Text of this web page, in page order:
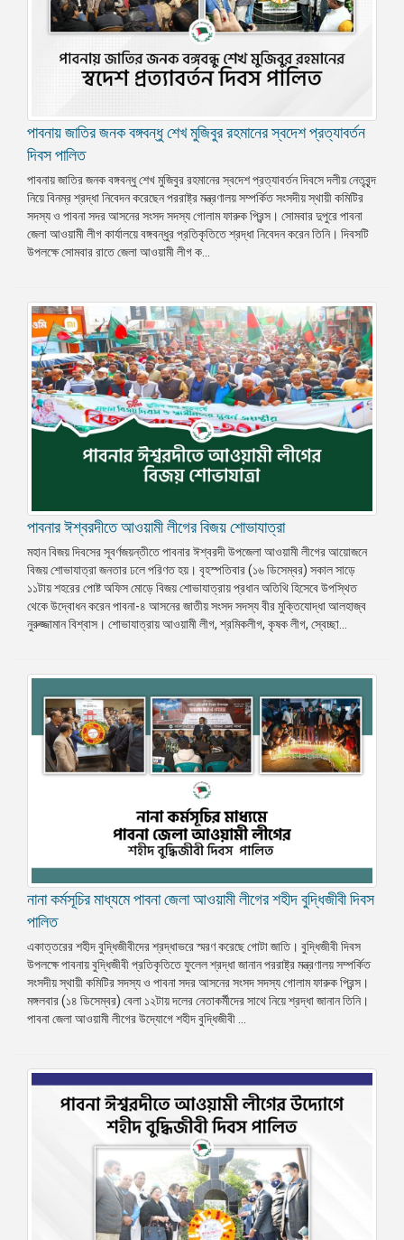
পাবনায় জাতির জনক বঙ্গবন্ধু শেখ মুজিবুর রহমানের স্বদেশ প্রত্যাবর্তন
দিবস পালিত
পাবনায় জাতির জনক বঙ্গবন্ধু শেখ মুজিবুর রহমানের স্বদেশ প্রত্যাবর্তন দিবসে দলীয় নেতৃবৃন্দ
নিয়ে বিনম্র শ্রদ্ধা নিবেদন করেছেন পররাষ্ট্র মন্ত্রণালয় সম্পর্কিত সংসদীয় স্থায়ী কমিটির
সদস্য ও পাবনা সদর আসনের সংসদ সদস্য গোলাম ফারুক প্রিন্স। সোমবার দুপুরে পাবনা
জেলা আওয়ামী লীগ কার্যালয়ে বঙ্গবন্ধুর প্রতিকৃতিতে শ্রদ্ধা নিবেদন করেন তিনি। দিবসটি
উপলক্ষে সোমবার রাতে জেলা আওয়ামী লীগ ক...
পাবনার ঈশ্বরদীতে আওয়ামী লীগের বিজয় শোভাযাত্রা
মহান বিজয় দিবসের সূবর্ণজয়ন্তীতে পাবনার ঈশ্বরদী উপজেলা আওয়ামী লীগের আয়োজনে
বিজয় শোভাযাত্রা জনতার ঢলে পরিণত হয়। বৃহস্পতিবার (১৬ ডিসেম্বর) সকাল সাড়ে
১১টায় শহরের পোষ্ট অফিস মোড়ে বিজয় শোভাযাত্রায় প্রধান অতিথি হিসেবে উপস্থিত
থেকে উদ্বোধন করেন পাবনা-৪ আসনের জাতীয় সংসদ সদস্য বীর মুক্তিযোদ্ধা আলহাজ্ব
নুরুজ্জামান বিশ্বাস। শোভাযাত্রায় আওয়ামী লীগ, শ্রমিকলীগ, কৃষক লীগ, স্বেচ্ছা...
নানা কর্মসূচির মাধ্যমে পাবনা জেলা আওয়ামী লীগের শহীদ বুদ্ধিজীবী দিবস
পালিত
একাত্তরের শহীদ বুদ্ধিজীবীদের শ্রদ্ধাভরে স্মরণ করেছে গোটা জাতি। বুদ্ধিজীবী দিবস
উপলক্ষে পাবনায় বুদ্ধিজীবী প্রতিকৃতিতে ফুলেল শ্রদ্ধা জানান পররাষ্ট্র মন্ত্রণালয় সম্পর্কিত
সংসদীয় স্থায়ী কমিটির সদস্য ও পাবনা সদর আসনের সংসদ সদস্য গোলাম ফারুক প্রিন্স।
মঙ্গলবার (১৪ ডিসেম্বর) বেলা ১২টায় দলের নেতাকর্মীদের সাথে নিয়ে শ্রদ্ধা জানান তিনি।
পাবনা জেলা আওয়ামী লীগের উদ্যোগে শহীদ বুদ্ধিজীবী ...